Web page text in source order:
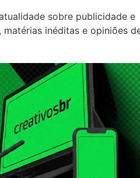
sobre publicidade e
inéditas e opiniões